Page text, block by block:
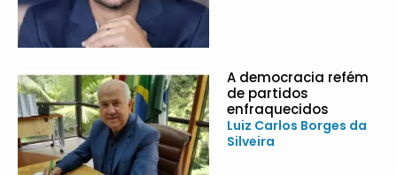
A democracia refém
de partidos
enfraquecidos
Luiz Carlos Borges da
Silveira